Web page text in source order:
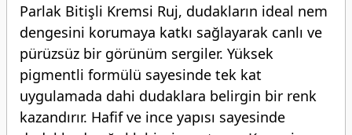
Parlak Bitişli Kremsi Ruj, dudakların ideal nem
dengesini korumaya katkı sağlayarak canlı ve
pürüzsüz bir görünüm sergiler. Yüksek
pigmentli formülü sayesinde tek kat
uygulamada dahi dudaklara belirgin bir renk
kazandırır. Hafif ve ince yapısı sayesinde